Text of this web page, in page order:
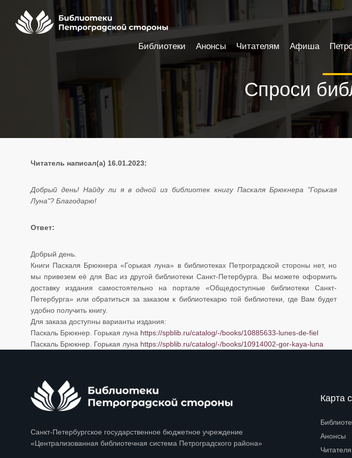
Спроси
Читатель написал(а) 16.01.2023:
Добрый день! Найду ли я в одной из библиотек книгу Паскаля Брюкнера "Горькая
Луна"? Благодарю!
Ответ:
Добрый день.
Книги Паскаля Брюкнера «Горькая луна» в библиотеках Петроградской стороны нет, но
мы привезем её для Вас из другой библиотеки Санкт-Петербурга. Вы можете оформить
доставку издания самостоятельно на портале «Общедоступные библиотеки Санкт-
Петербурга» или обратиться за заказом к библиотекарю той библиотеки, где Вам будет
удобно получить книгу.
Для заказа доступны варианты издания:
Паскаль Брюкнер. Горькая луна https://spblib.ru/catalog/-/books/10885633-lunes-de-fiel
Паскаль Брюкнер. Горькая луна https://spblib.ru/catalog/-/books/10914002-gor-kaya-luna
Санкт-Петербургское государственное бюджетное учреждение
«Централизованная библиотечная система Петроградского района»
Карта
Анонсы
Библиотеки Анонсы Читателям Афиша
Настройки доступности